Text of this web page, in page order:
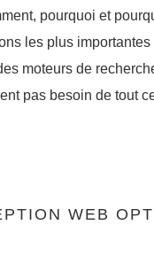
pourquoi et
les plus
moteurs de
pas besoin de tout
WEB